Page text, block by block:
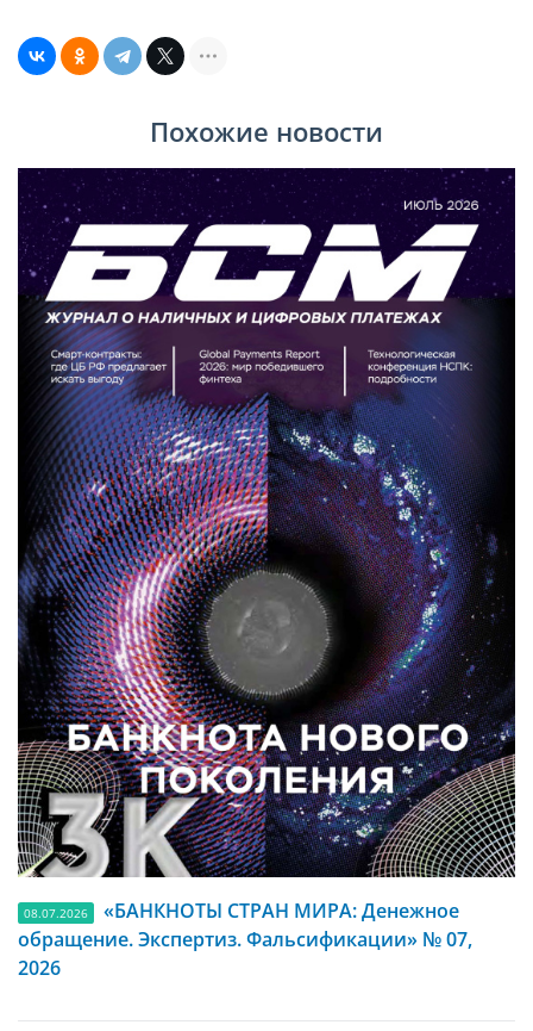
Похожие новости
08.07.2026
«БАНКНОТЫ СТРАН МИРА: Денежное
обращение. Экспертиз. Фальсификации» № 07,
2026